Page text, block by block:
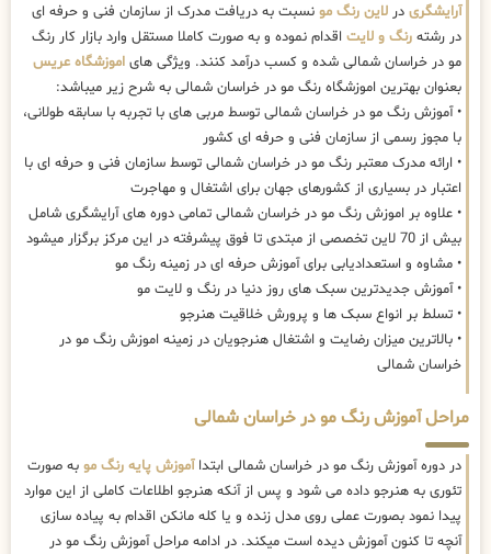
آرایشگری در لاین رنگ مو نسبت به دریافت مدرک از سازمان فنی و حرفه ای
در رشته رنگ و لایت اقدام نموده و به صورت کاملا مستقل وارد بازار کار رنگ
مو در خراسان شمالی شده و کسب درآمد کنند. ویژگی های اموزشگاه عریس
بعنوان بهترین اموزشگاه رنگ مو در خراسان شمالی به شرح زیر میباشد:
• آموزش رنگ مو در خراسان شمالی توسط مربی های با تجربه با سابقه طولانی،
با مجوز رسمی از سازمان فنی و حرفه ای کشور
• ارائه مدرک معتبر رنگ مو در خراسان شمالی توسط سازمان فنی و حرفه ای با
اعتبار در بسیاری از کشورهای جهان برای اشتغال و مهاجرت
• علاوه بر اموزش رنگ مو در خراسان شمالی تمامی دوره های آرایشگری شامل
بیش از 70 لاین تخصصی از مبتدی تا فوق پیشرفته در این مرکز برگزار میشود
• مشاوه و استعدادیابی برای آموزش حرفه ای در زمینه رنگ مو
• آموزش جدیدترین سبک های روز دنیا در رنگ و لایت مو
• تسلط بر انواع سبک ها و پرورش خلاقیت هنرجو
• بالاترین میزان رضایت و اشتغال هنرجویان در زمینه اموزش رنگ مو در
خراسان شمالی
مراحل آموزش رنگ مو در خراسان شمالی
در دوره آموزش رنگ مو در خراسان شمالی ابتداآموزش پایه رنگ مو به صورت
تئوری به هنرجو داده می شود و پس از آنکه هنرجو اطلاعات کاملی از این موارد
پیدا نمود بصورت عملی روی مدل زنده و یا کله مانکن اقدام به پیاده سازی
آنچه تا کنون آموزش دیده است میکند. در ادامه مراحل آموزش رنگ مو در